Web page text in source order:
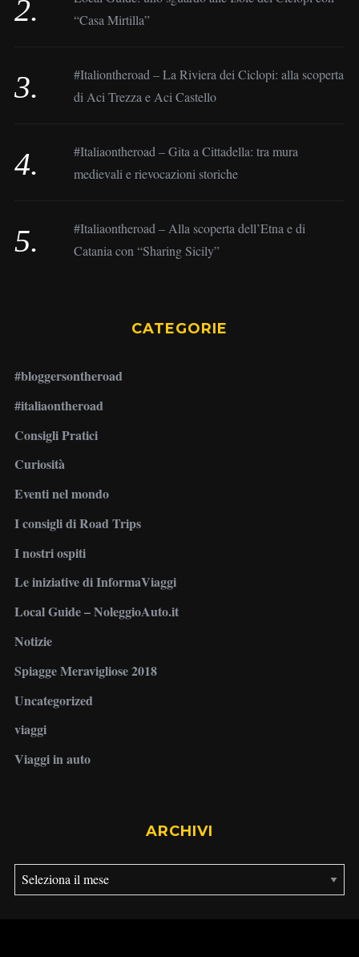
“Casa Mirtilla”
#Italiontheroad – La Riviera dei Ciclopi: alla scoperta
di Aci Trezza e Aci Castello
#Italiaontheroad – Gita a Cittadella: tra mura
medievali e rievocazioni storiche
#Italiaontheroad – Alla scoperta dell’Etna e di
Catania con “Sharing Sicily”
CATEGORIE
#bloggersontheroad
#italiaontheroad
Consigli Pratici
Curiosità
Eventi nel mondo
I consigli di Road Trips
I nostri ospiti
Le iniziative di InformaViaggi
Local Guide – NoleggioAuto.it
Notizie
Spiagge Meravigliose 2018
Uncategorized
viaggi
Viaggi in auto
ARCHIVI
A
r